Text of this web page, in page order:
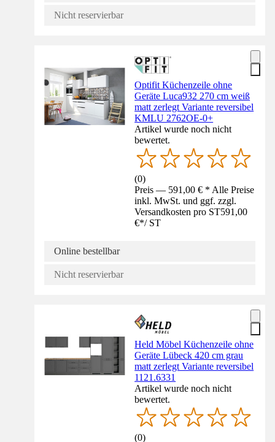
Nicht reservierbar
Optifit Küchenzeile ohne
Geräte Luca932 270 cm weiß
matt zerlegt Variante reversibel
KMLU 2762OE-0+
Artikel wurde noch nicht
bewertet.
(0)
Preis — 591,00 € * Alle Preise
inkl. MwSt. und ggf. zzgl.
Versandkosten pro ST591,00
€*/ ST
Online bestellbar
Nicht reservierbar
Held Möbel Küchenzeile ohne
Geräte Lübeck 420 cm grau
matt zerlegt Variante reversibel
1121.6331
Artikel wurde noch nicht
bewertet.
(0)